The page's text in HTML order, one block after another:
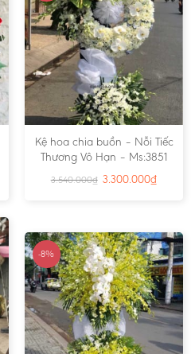
Kệ hoa chia buồn – Nỗi Tiếc
Thương Vô Hạn – Ms:3851
3.540.000₫ 3.300.000₫
-8%